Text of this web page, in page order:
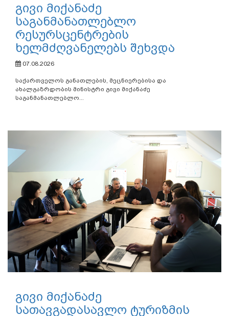
გივი მიქანაძე
საგანმანათლებლო
რესურსცენტრების
ხელმძღვანელებს შეხვდა
07.08.2026
საქართველოს განათლების, მეცნიერებისა და
ახალგაზრდობის მინისტრი გივი მიქანაძე
საგანმანათლებლო...
გივი მიქანაძე
სათავგადასავლო ტურიზმის